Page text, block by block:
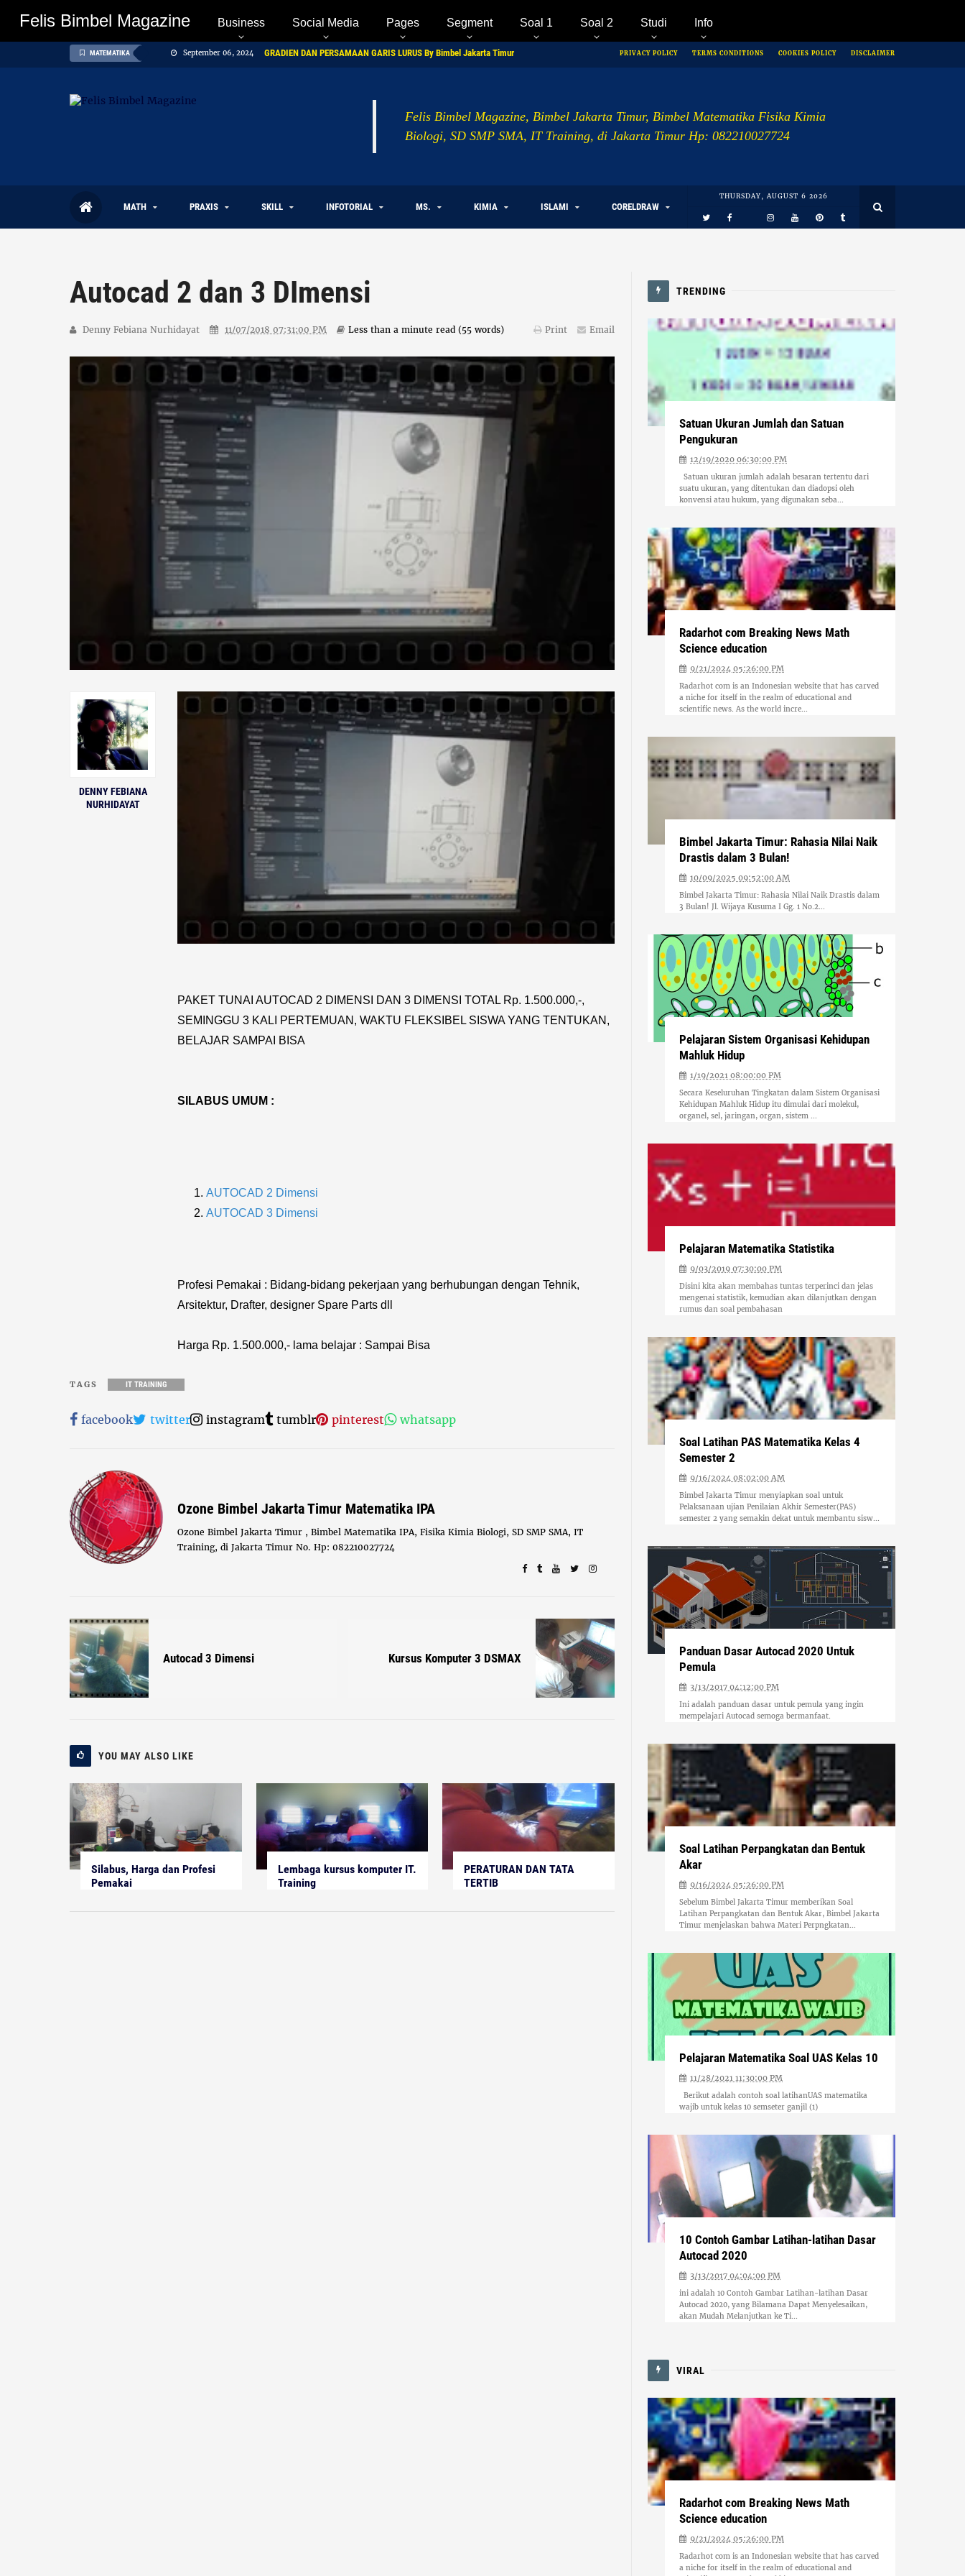
Felis Bimbel Magazine Business Social Media Pages Segment Soal 1 Soal 2 Studi Info
MATEMATIKA September 06, 2024 GRADIEN DAN PERSAMAAN GARIS LURUS By Bimbel Jakarta Timur
Sistem Persamaan Linear Dua Variabel By Bimbel Jakarta Timur
PRIVACY POLICY TERMS CONDITIONS COOKIES POLICY DISCLAIMER
Felis Bimbel Magazine, Bimbel Jakarta Timur, Bimbel Matematika Fisika Kimia
Biologi, SD SMP SMA, IT Training, di Jakarta Timur Hp: 082210027724
MATH PRAXIS SKILL INFOTORIAL MS. KIMIA ISLAMI CORELDRAW
THURSDAY, AUGUST 6 2026
Autocad 2 dan 3 DImensi
Denny Febiana Nurhidayat 11/07/2018 07:31:00 PM Less than a minute read (55 words) Print Email
PAKET TUNAI AUTOCAD 2 DIMENSI DAN 3 DIMENSI TOTAL Rp. 1.500.000,-,
SEMINGGU 3 KALI PERTEMUAN, WAKTU FLEKSIBEL SISWA YANG TENTUKAN,
BELAJAR SAMPAI BISA
SILABUS UMUM :
AUTOCAD 2 Dimensi
AUTOCAD 3 Dimensi
Profesi Pemakai : Bidang-bidang pekerjaan yang berhubungan dengan Tehnik,
Arsitektur, Drafter, designer Spare Parts dll
Harga Rp. 1.500.000,- lama belajar : Sampai Bisa
DENNY FEBIANA
NURHIDAYAT
TAGS IT TRAINING
facebook twitter instagram tumblr pinterest whatsapp
Ozone Bimbel Jakarta Timur Matematika IPA
Ozone Bimbel Jakarta Timur , Bimbel Matematika IPA, Fisika Kimia Biologi, SD SMP SMA, IT
Training, di Jakarta Timur No. Hp: 082210027724
Autocad 3 Dimensi Kursus Komputer 3 DSMAX
YOU MAY ALSO LIKE
Silabus, Harga dan Profesi
Pemakai
Lembaga kursus komputer IT.
Training
PERATURAN DAN TATA
TERTIB
TRENDING
Satuan Ukuran Jumlah dan Satuan
Pengukuran
12/19/2020 06:30:00 PM
Satuan ukuran jumlah adalah besaran tertentu dari
suatu ukuran, yang ditentukan dan diadopsi oleh
konvensi atau hukum, yang digunakan seba...
Radarhot com Breaking News Math
Science education
9/21/2024 05:26:00 PM
Radarhot com is an Indonesian website that has carved
a niche for itself in the realm of educational and
scientific news. As the world incre...
Bimbel Jakarta Timur: Rahasia Nilai Naik
Drastis dalam 3 Bulan!
10/09/2025 09:52:00 AM
Bimbel Jakarta Timur: Rahasia Nilai Naik Drastis dalam
3 Bulan! Jl. Wijaya Kusuma I Gg. 1 No.2...
Pelajaran Sistem Organisasi Kehidupan
Mahluk Hidup
1/19/2021 08:00:00 PM
Secara Keseluruhan Tingkatan dalam Sistem Organisasi
Kehidupan Mahluk Hidup itu dimulai dari molekul,
organel, sel, jaringan, organ, sistem ...
Pelajaran Matematika Statistika
9/03/2019 07:30:00 PM
Disini kita akan membahas tuntas terperinci dan jelas
mengenai statistik, kemudian akan dilanjutkan dengan
rumus dan soal pembahasan
Soal Latihan PAS Matematika Kelas 4
Semester 2
9/16/2024 08:02:00 AM
Bimbel Jakarta Timur menyiapkan soal untuk
Pelaksanaan ujian Penilaian Akhir Semester(PAS)
semester 2 yang semakin dekat untuk membantu sisw...
Panduan Dasar Autocad 2020 Untuk
Pemula
3/13/2017 04:12:00 PM
Ini adalah panduan dasar untuk pemula yang ingin
mempelajari Autocad semoga bermanfaat.
Soal Latihan Perpangkatan dan Bentuk
Akar
9/16/2024 05:26:00 PM
Sebelum Bimbel Jakarta Timur memberikan Soal
Latihan Perpangkatan dan Bentuk Akar, Bimbel Jakarta
Timur menjelaskan bahwa Materi Perpngkatan...
Pelajaran Matematika Soal UAS Kelas 10
11/28/2021 11:30:00 PM
Berikut adalah contoh soal latihanUAS matematika
wajib untuk kelas 10 semseter ganjil (1)
10 Contoh Gambar Latihan-latihan Dasar
Autocad 2020
3/13/2017 04:04:00 PM
ini adalah 10 Contoh Gambar Latihan-latihan Dasar
Autocad 2020, yang Bilamana Dapat Menyelesaikan,
akan Mudah Melanjutkan ke Ti...
VIRAL
Radarhot com Breaking News Math
Science education
9/21/2024 05:26:00 PM
Radarhot com is an Indonesian website that has carved
a niche for itself in the realm of educational and